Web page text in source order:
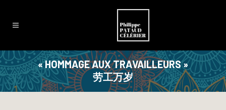
« HOMMAGE AUX TRAVAILLEURS »
劳工万岁